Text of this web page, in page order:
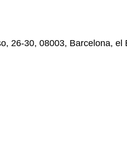
26-30, 08003, Barcelona, el